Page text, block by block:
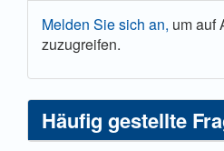
Melden Sie sich an, um auf
zuzugreifen.
Häufig gestellte